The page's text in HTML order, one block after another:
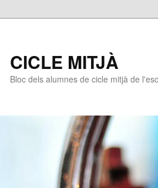
CICLE MITJÀ
Bloc dels alumnes de cicle mitjà de